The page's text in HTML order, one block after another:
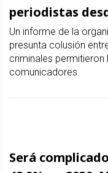
periodistas
Un informe de la
presunta colusión
criminales
comunicadores.
Será